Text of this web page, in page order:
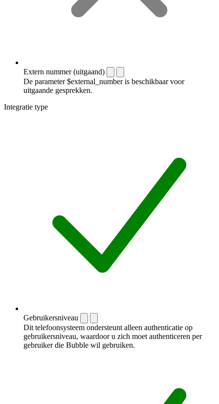
Extern nummer (uitgaand)
De parameter $external_number is beschikbaar voor
uitgaande gesprekken.
Integratie type
Gebruikersniveau
Dit telefoonsysteem ondersteunt alleen authenticatie op
gebruikersniveau, waardoor u zich moet authenticeren per
gebruiker die Bubble wil gebruiken.